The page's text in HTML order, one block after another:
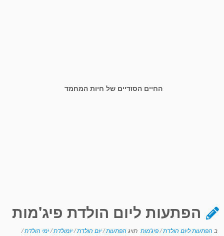
החיים הסודיים של חיות המחמד
הפתעות ליום הולדת פיג'מות
ב הפתעות ליום הולדת/פיג'מות תויג הפתעות/יום הולדת/יומולדת/ימי הולדת/